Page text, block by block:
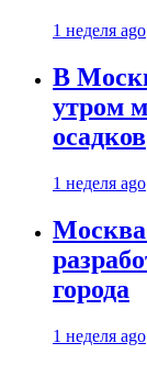
1 неделя ago
В
утром
осадков
1 неделя ago
города
1 неделя ago